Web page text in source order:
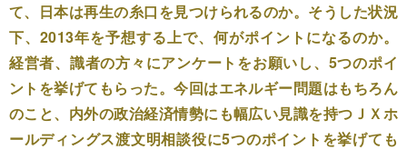
て、日本は再生の糸口を見つけられるのか。そうした状況
下、2013年を予想する上で、何がポイントになるのか。
経営者、識者の方々にアンケートをお願いし、5つのポイ
ントを挙げてもらった。今回はエネルギー問題はもちろん
のこと、内外の政治経済情勢にも幅広い見識を持つＪＸホ
ールディングス渡文明相談役に5つのポイントを挙げても